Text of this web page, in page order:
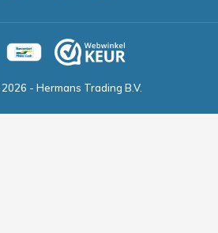
2026 - Hermans Trading B.V.